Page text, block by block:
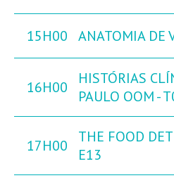
15H00 ANATOMIA DE
16H00
HISTÓRIAS
PAULO OOM -
17H00
THE FOOD
E13